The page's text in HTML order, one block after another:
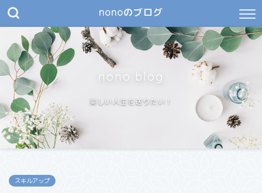
nonoのブログ
nono blog
楽しい人生を送りたい！
スキルアップ